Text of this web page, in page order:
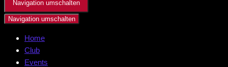
Navigation umschalten
Navigation umschalten
Home
Club
Events